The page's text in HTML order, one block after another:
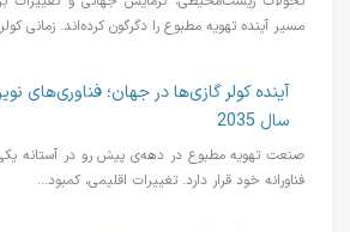
مسیر آینده تهویه مطبوع را دگرگون کرده‌اند. زمانی
آینده کولر گازی‌ها در جهان؛ فناوری‌های
سال 2035
صنعت تهویه مطبوع در دهه‌ی پیش رو در آستانه یکی
فناورانه خود قرار دارد. تغییرات اقلیمی، کمبود...